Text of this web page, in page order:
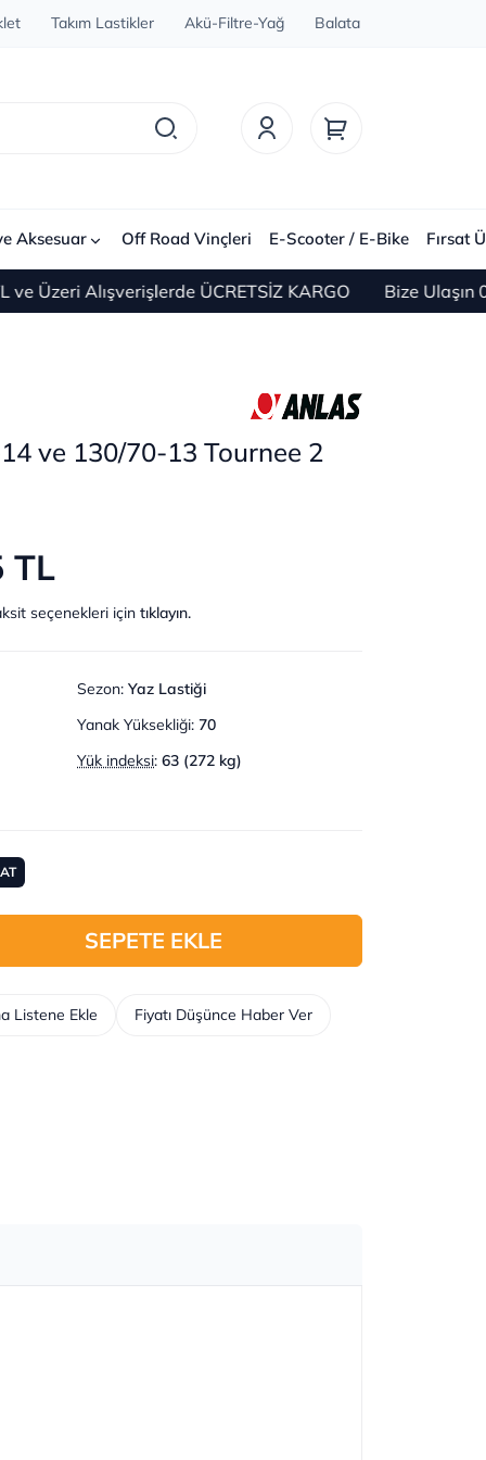
Takım Lastikler Akü-Filtre-Yağ Balata
Aksesuar Off Road Vinçleri E-Scooter / E-Bike Fırsat
Alışverişlerde ÜCRETSİZ KARGO Bize Ulaşın
ve 130/70-13 Tournee 2
TL
seçenekleri için tıklayın.
Sezon: Yaz Lastiği
Yanak Yüksekliği: 70
Yük indeksi: 63 (272 kg)
SEPETE EKLE
Listene Ekle Fiyatı Düşünce Haber Ver